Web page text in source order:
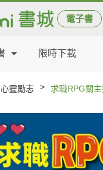
電子書
限時下載
心靈勵志 > 求職RPG關